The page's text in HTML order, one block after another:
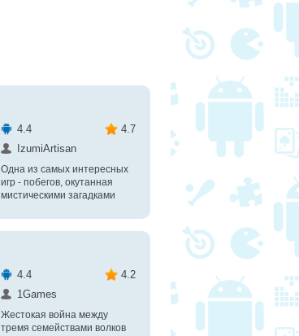
4.4
4.7
IzumiArtisan
Одна из самых интересных
игр - побегов, окутанная
мистическими загадками
4.4
4.2
1Games
Жестокая война между
тремя семействами волков